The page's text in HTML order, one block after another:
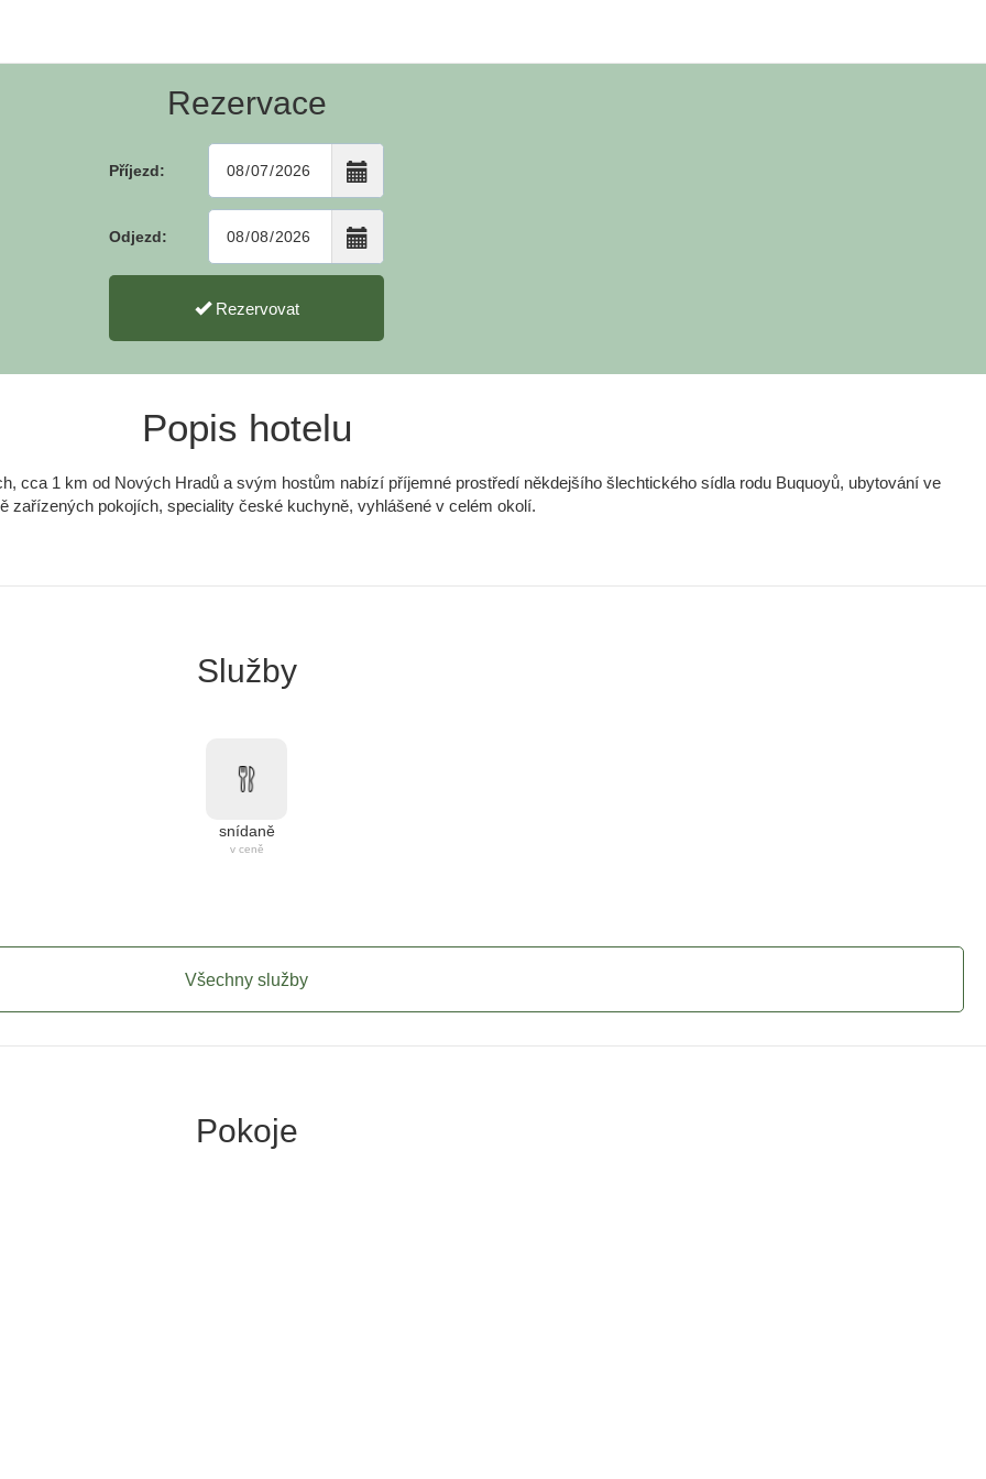
Rezervace
Příjezd:
Odjezd:
Rezervovat
Popis hotelu
cca 1 km od Nových Hradů a svým hostům nabízí příjemné prostředí někdejšího šlechtického sídla rodu Buquoyů, ubytování ve
zařízených pokojích, speciality české kuchyně, vyhlášené v celém okolí.
Služby
snídaně
v ceně
Všechny služby
Pokoje